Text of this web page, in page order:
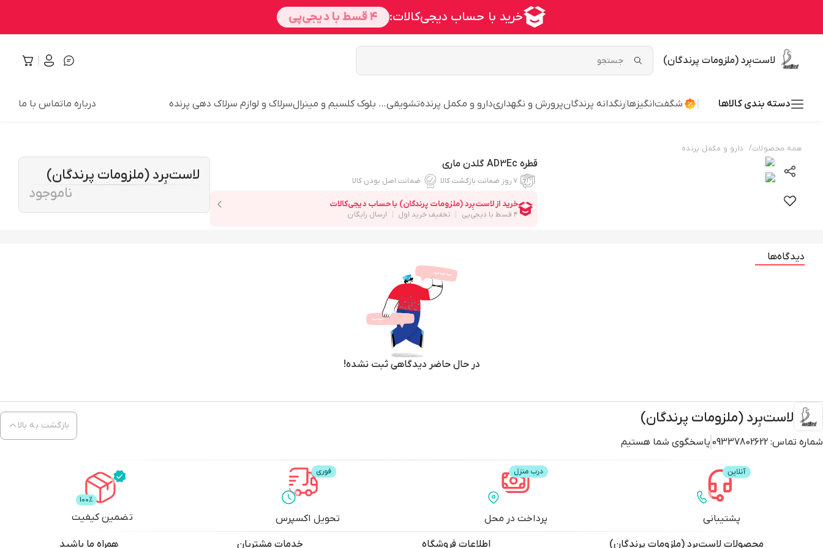
لاست‌بِرد (ملزومات پرندگان)
دسته بندی کالاها شگفت‌انگیزها رنگدانه پرندگانپرورش و نگهداریدارو و مکمل پرندهتشویقی… بلوک کلسیم و مینرالسرلاک و لوازم سرلاک دهی پرنده درباره ماتماس با ما
همه محصولات/ دارو و مکمل پرنده
قطره AD3Ec گلدن ماری
۷ روز ضمانت بازگشت کالا ضمانت اصل بودن کالا
لاست‌بِرد (ملزومات پرندگان)
ناموجود
دیدگاه‌ها
در حال حاضر دیدگاهی ثبت نشده!
لاست‌بِرد (ملزومات پرندگان)
شماره تماس: 09337802622 پاسخگوی شما هستیم
بازگشت به بالا
پشتیبانی پرداخت در محل تحویل اکسپرس تضمین کیفیت
محصولات لاست‌بِرد (ملزومات پرندگان) اطلاعات فروشگاه خدمات مشتریان همراه ما باشید